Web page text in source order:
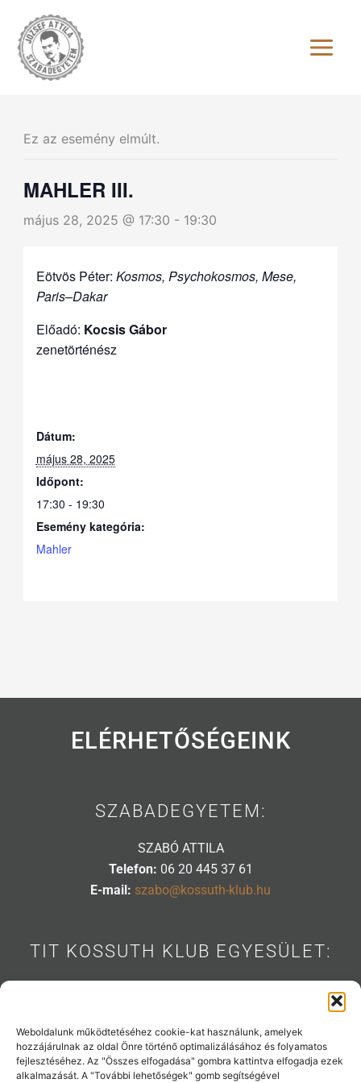
Weboldalunk működtetéséhez cookie-kat használunk, amelyek
hozzájárulnak az oldal Önre történő optimalizálásához és folyamatos
fejlesztéséhez. Az "Összes elfogadása" gombra kattintva elfogadja ezek
alkalmazását. A "További lehetőségek" gomb segítségével
content
Ez az esemény elmúlt.
MAHLER III.
május 28, 2025 @ 17:30 - 19:30
Eötvös Péter: Kosmos, Psychokosmos, Mese,
Paris–Dakar
Előadó: Kocsis Gábor
zenetörténész
Dátum:
május 28, 2025
Időpont:
17:30 - 19:30
Esemény kategória:
Mahler
ELÉRHETŐSÉGEINK
SZABADEGYETEM:
SZABÓ ATTILA
Telefon: 06 20 445 37 61
E-mail: szabo@kossuth-klub.hu
TIT KOSSUTH KLUB EGYESÜLET:
E-mail: info@kossuth-klub.hu